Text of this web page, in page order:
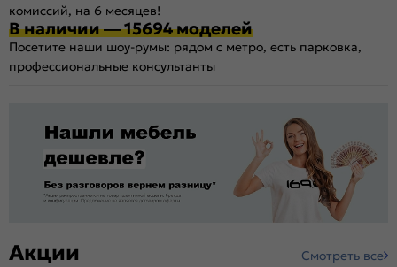
комиссий, на 6 месяцев!
В наличии — 15694 моделей
Посетите наши шоу-румы: рядом с метро, есть парковка,
профессиональные консультанты
Акции Смотреть все